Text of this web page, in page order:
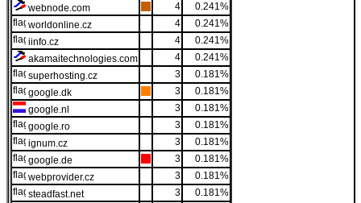
webnode.com
4
0.241%
worldonline.cz
4
0.241%
iinfo.cz
4
0.241%
akamaitechnologies.com
4
0.241%
superhosting.cz
3
0.181%
google.dk
3
0.181%
google.nl
3
0.181%
google.ro
3
0.181%
ignum.cz
3
0.181%
google.de
3
0.181%
webprovider.cz
3
0.181%
steadfast.net
3
0.181%